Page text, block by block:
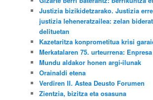
Justizia bizikidetzarako. Justizia
justizia leheneratzailea: zelan
delituetan
Kazetaritza konprometitua krisi
Merkatalaren 75. urteurrena:
Mundu aldakor honen argi-ilunak
Orainaldi etena
Verdiren II. Astea Deusto Forumen
Zientzia, bizitza eta osasuna